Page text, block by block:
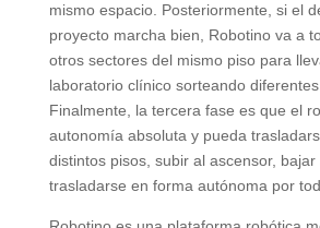
mismo espacio. Posteriormente, si el
proyecto marcha bien, Robotino va a
otros sectores del mismo piso para
laboratorio clínico sorteando
Finalmente, la tercera fase es que el
autonomía absoluta y pueda
distintos pisos, subir al ascensor,
trasladarse en forma autónoma por